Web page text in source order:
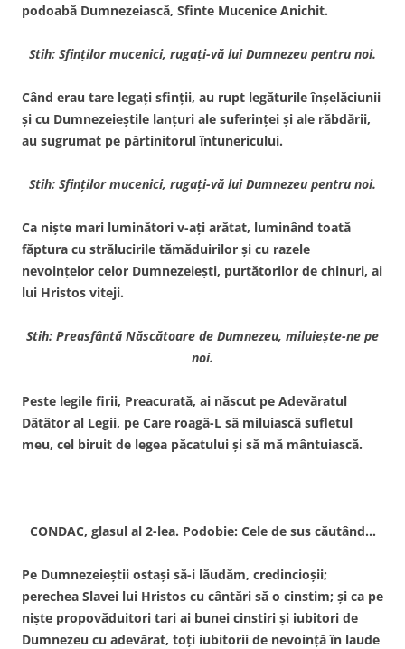
podoabă Dumnezeiască, Sfinte Mucenice Anichit.
Stih: Sfinţilor mucenici, rugaţi-vă lui Dumnezeu pentru noi.
Când erau tare legaţi sfinţii, au rupt legăturile înşelăciunii
şi cu Dumnezeieştile lanţuri ale suferinţei şi ale răbdării,
au sugrumat pe părtinitorul întunericului.
Stih: Sfinţilor mucenici, rugaţi-vă lui Dumnezeu pentru noi.
Ca nişte mari luminători v-aţi arătat, luminând toată
făptura cu strălucirile tămăduirilor şi cu razele
nevoinţelor celor Dumnezeieşti, purtătorilor de chinuri, ai
lui Hristos viteji.
Stih: Preasfântă Născătoare de Dumnezeu, miluieşte-ne pe
noi.
Peste legile firii, Preacurată, ai născut pe Adevăratul
Dătător al Legii, pe Care roagă-L să miluiască sufletul
meu, cel biruit de legea păcatului şi să mă mântuiască.
CONDAC, glasul al 2-lea. Podobie: Cele de sus căutând…
Pe Dumnezeieştii ostaşi să-i lăudăm, credincioşii;
perechea Slavei lui Hristos cu cântări să o cinstim; şi ca pe
nişte propovăduitori tari ai bunei cinstiri şi iubitori de
Dumnezeu cu adevărat, toţi iubitorii de nevoinţă în laude